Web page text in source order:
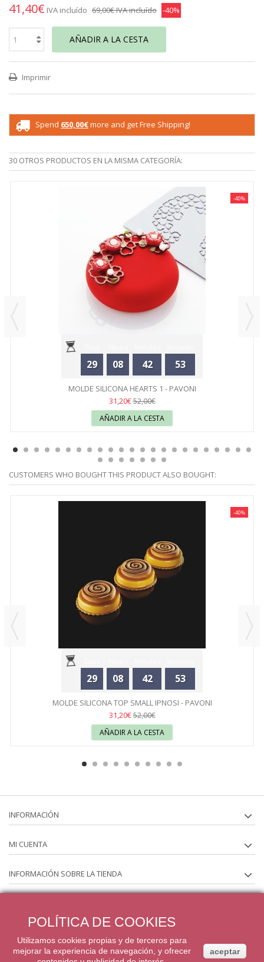
41,40€ IVA incluído 69,00€IVA incluído -40%
AÑADIR A LA CESTA
Imprimir
Spend 650,00€more and get Free Shipping!
30 OTROS PRODUCTOS EN LA MISMA CATEGORÍA:
29 08 42 53
-40%
MOLDE SILICONA HEARTS 1 - PAVONI
31,20€52,00€
AÑADIR A LA CESTA
CUSTOMERS WHO BOUGHT THIS PRODUCT ALSO BOUGHT:
29 08 42 53
-40%
MOLDE SILICONA TOP SMALL IPNOSI - PAVONI
31,20€52,00€
AÑADIR A LA CESTA
INFORMACIÓN
MI CUENTA
INFORMACIÓN SOBRE LA TIENDA
POLÍTICA DE COOKIES
Utilizamos cookies propias y de terceros para
mejorar la experiencia de navegación, y ofrecer
aceptar